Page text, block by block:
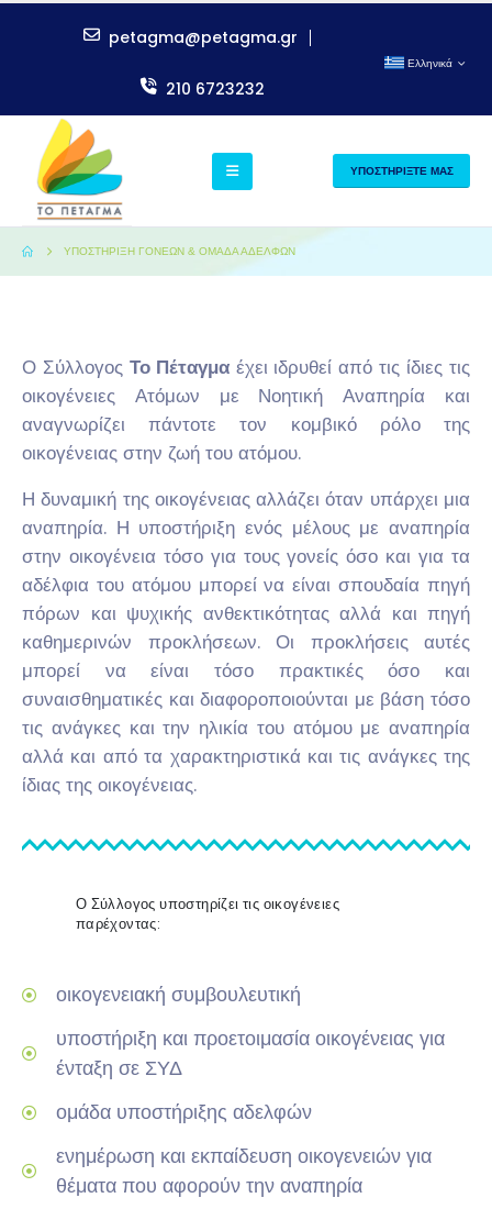
petagma@petagma.gr
210 6723232
Ελληνικά
ΥΠΟΣΤΗΡΙΞΤΕ ΜΑΣ
ΥΠΟΣΤΉΡΙΞΗ ΓΟΝΈΩΝ & ΟΜΆΔΑ ΑΔΕΛΦΏΝ
Ο Σύλλογος Το Πέταγμαέχει ιδρυθεί από τις ίδιες τις
οικογένειες Ατόμων με Νοητική Αναπηρία και
αναγνωρίζει πάντοτε τον κομβικό ρόλο της
οικογένειας στην ζωή του ατόμου.
Η δυναμική της οικογένειας αλλάζει όταν υπάρχει μια
αναπηρία. Η υποστήριξη ενός μέλους με αναπηρία
στην οικογένεια τόσο για τους γονείς όσο και για τα
αδέλφια του ατόμου μπορεί να είναι σπουδαία πηγή
πόρων και ψυχικής ανθεκτικότητας αλλά και πηγή
καθημερινών προκλήσεων. Οι προκλήσεις αυτές
μπορεί να είναι τόσο πρακτικές όσο και
συναισθηματικές και διαφοροποιούνται με βάση τόσο
τις ανάγκες και την ηλικία του ατόμου με αναπηρία
αλλά και από τα χαρακτηριστικά και τις ανάγκες της
ίδιας της οικογένειας.
Ο Σύλλογος υποστηρίζει τις οικογένειες
παρέχοντας:
οικογενειακή συμβουλευτική
υποστήριξη και προετοιμασία οικογένειας για
ένταξη σε ΣΥΔ
ομάδα υποστήριξης αδελφών
ενημέρωση και εκπαίδευση οικογενειών για
θέματα που αφορούν την αναπηρία